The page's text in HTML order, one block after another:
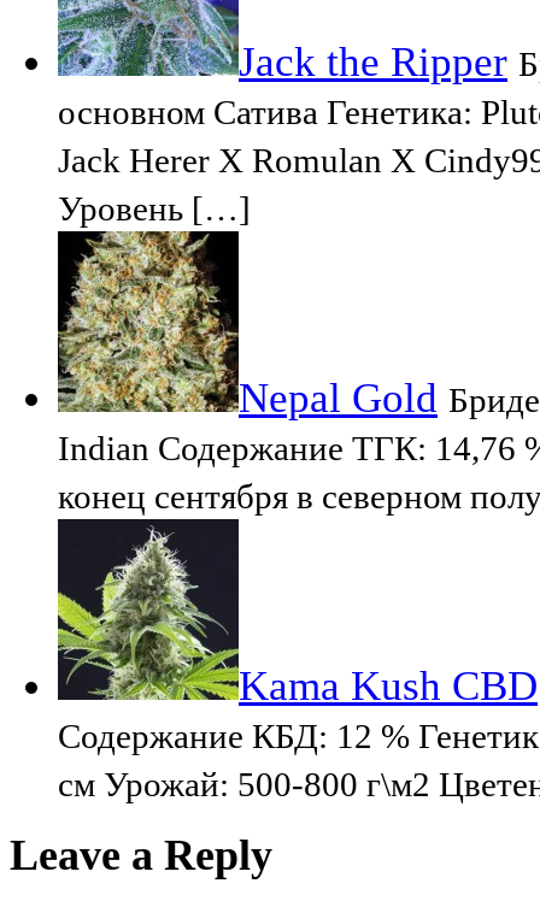
Jack the Ripper
основном Сатива Генетика:
Jack Herer X Romulan X
Уровень […]
Nepal Gold
Indian Содержание TГК: 14,76
конец сентября в северном
Kama Kush CBD
Содержание КБД: 12 %
cм Урожай: 500-800 г\м2
Leave a Reply